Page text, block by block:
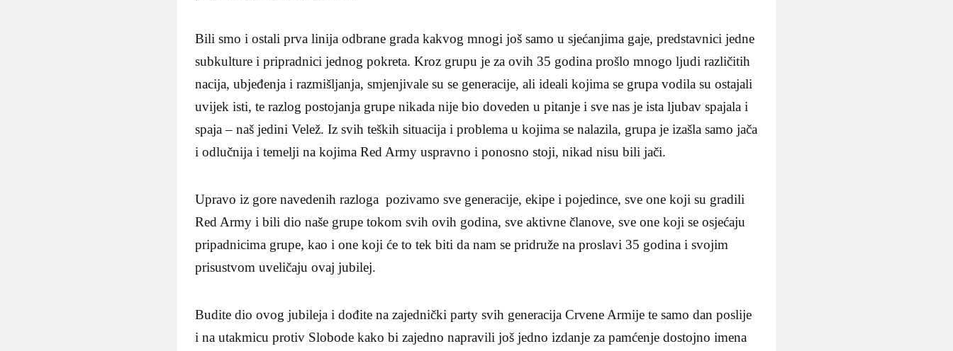
Bili smo i ostali prva linija odbrane grada kakvog mnogi još samo u sjećanjima gaje, predstavnici jedne
subkulture i pripradnici jednog pokreta. Kroz grupu je za ovih 35 godina prošlo mnogo ljudi različitih
nacija, ubjeđenja i razmišljanja, smjenjivale su se generacije, ali ideali kojima se grupa vodila su ostajali
uvijek isti, te razlog postojanja grupe nikada nije bio doveden u pitanje i sve nas je ista ljubav spajala i
spaja – naš jedini Velež. Iz svih teških situacija i problema u kojima se nalazila, grupa je izašla samo jača
i odlučnija i temelji na kojima Red Army uspravno i ponosno stoji, nikad nisu bili jači.
Upravo iz gore navedenih razloga pozivamo sve generacije, ekipe i pojedince, sve one koji su gradili
Red Army i bili dio naše grupe tokom svih ovih godina, sve aktivne članove, sve one koji se osjećaju
pripadnicima grupe, kao i one koji će to tek biti da nam se pridruže na proslavi 35 godina i svojim
prisustvom uveličaju ovaj jubilej.
Budite dio ovog jubileja i dođite na zajednički party svih generacija Crvene Armije te samo dan poslije
i na utakmicu protiv Slobode kako bi zajedno napravili još jedno izdanje za pamćenje dostojno imena